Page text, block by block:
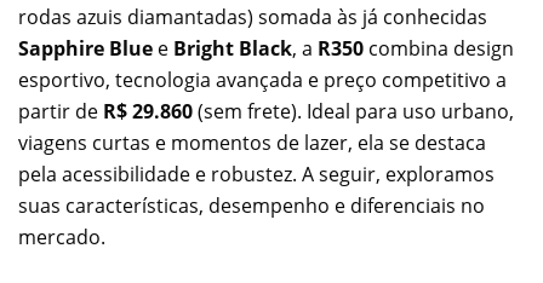
rodas azuis diamantadas) somada às já conhecidas
Sapphire Blue e Bright Black, a R350 combina design
esportivo, tecnologia avançada e preço competitivo a
partir de R$ 29.860(sem frete). Ideal para uso urbano,
viagens curtas e momentos de lazer, ela se destaca
pela acessibilidade e robustez. A seguir, exploramos
suas características, desempenho e diferenciais no
mercado.